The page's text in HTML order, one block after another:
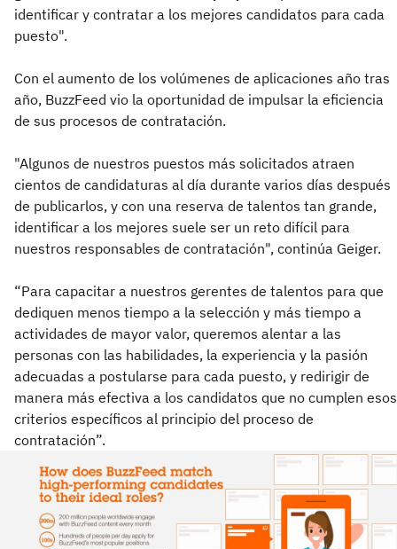
identificar y contratar a los mejores candidatos para cada
puesto".
Con el aumento de los volúmenes de aplicaciones año tras
año, BuzzFeed vio la oportunidad de impulsar la eficiencia
de sus procesos de contratación.
"Algunos de nuestros puestos más solicitados atraen
cientos de candidaturas al día durante varios días después
de publicarlos, y con una reserva de talentos tan grande,
identificar a los mejores suele ser un reto difícil para
nuestros responsables de contratación", continúa Geiger.
“Para capacitar a nuestros gerentes de talentos para que
dediquen menos tiempo a la selección y más tiempo a
actividades de mayor valor, queremos alentar a las
personas con las habilidades, la experiencia y la pasión
adecuadas a postularse para cada puesto, y redirigir de
manera más efectiva a los candidatos que no cumplen esos
criterios específicos al principio del proceso de
contratación”.